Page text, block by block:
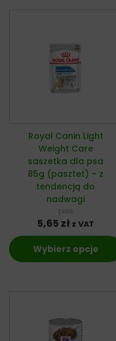
Royal Canin Light
Weight Care
saszetka dla psa
85g (pasztet) – z
tendencją do
nadwagi
pies
5,65 zł z VAT
Wybierz opcje